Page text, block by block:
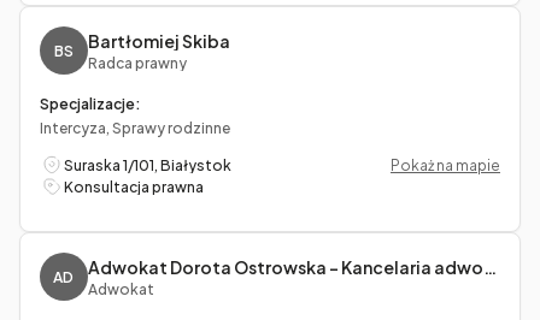
BS Bartłomiej Skiba
Radca prawny
Specjalizacje:
Intercyza, Sprawy rodzinne
Suraska 1/101, Białystok
Pokaż na mapie
Konsultacja prawna
AD
Adwokat